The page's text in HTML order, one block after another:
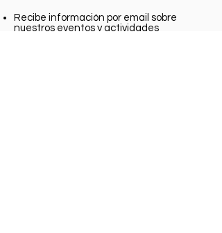
Recibe información por email sobre
nuestros eventos y actividades